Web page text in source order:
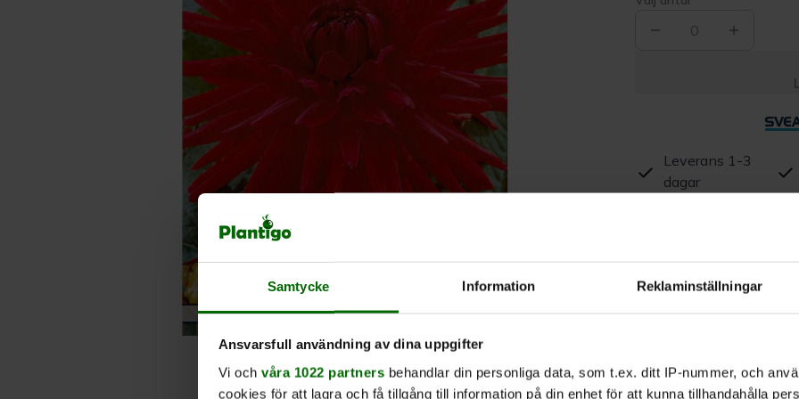
Samtycke Information Reklaminställningar
Ansvarsfull användning av dina uppgifter
Vi och våra 1022 partners behandlar din personliga data, som t.ex. ditt IP-nummer, och
cookies för att lagra och få tillgång till information på din enhet för att kunna tillhandahålla
0
Leverans 1-3
dagar
Produktrecensioner